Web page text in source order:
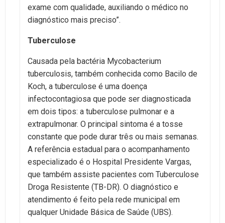
exame com qualidade, auxiliando o médico no
diagnóstico mais preciso”.
Tuberculose
Causada pela bactéria Mycobacterium
tuberculosis, também conhecida como Bacilo de
Koch, a tuberculose é uma doença
infectocontagiosa que pode ser diagnosticada
em dois tipos: a tuberculose pulmonar e a
extrapulmonar. O principal sintoma é a tosse
constante que pode durar três ou mais semanas.
A referência estadual para o acompanhamento
especializado é o Hospital Presidente Vargas,
que também assiste pacientes com Tuberculose
Droga Resistente (TB-DR). O diagnóstico e
atendimento é feito pela rede municipal em
qualquer Unidade Básica de Saúde (UBS).